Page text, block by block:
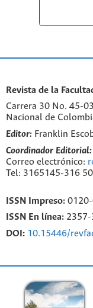
Revista de la
Carrera 30 No. 45-
Nacional de
Editor: Franklin
Coordinador Editorial:
Correo electrónico:
Tel: 3165145-316
ISSN Impreso: 0120-
ISSN En línea:
DOI: 10.15446/